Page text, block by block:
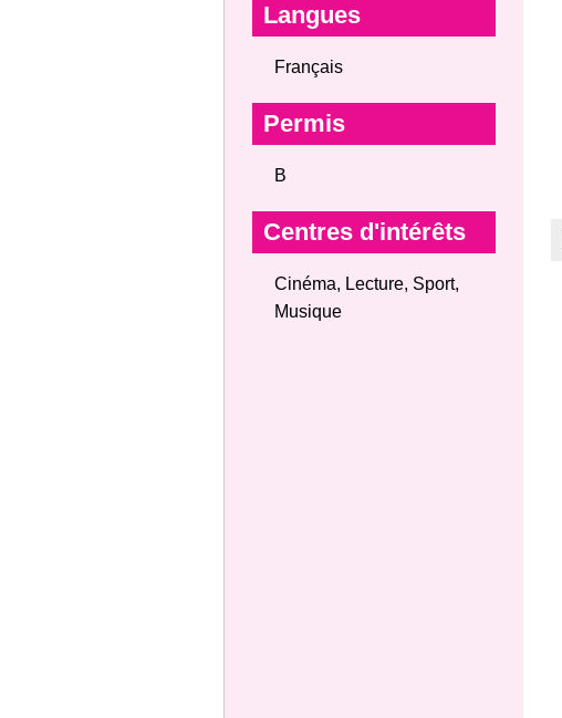
Langues
Français
Permis
B
Centres d'intérêts
Cinéma, Lecture, Sport,
Musique